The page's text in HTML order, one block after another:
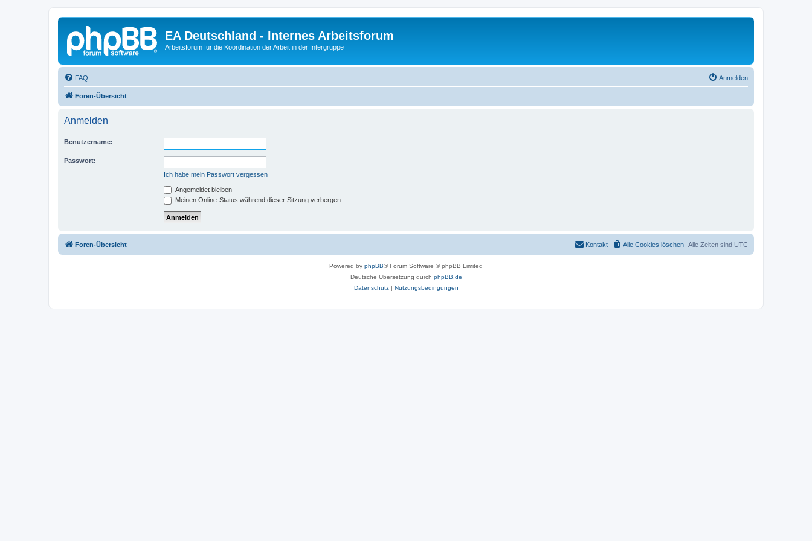
EA Deutschland - Internes Arbeitsforum
Arbeitsforum für die Koordination der Arbeit in der Intergruppe
FAQ Anmelden
Foren-Übersicht
Anmelden
Benutzername:
Passwort:
Ich habe mein Passwort vergessen
Angemeldet bleiben
Meinen Online-Status während dieser Sitzung verbergen
Foren-Übersicht Alle Zeiten sind UTC
Alle Cookies löschen
Kontakt
Powered by phpBB® Forum Software © phpBB Limited
Deutsche Übersetzung durch phpBB.de
Datenschutz| Nutzungsbedingungen